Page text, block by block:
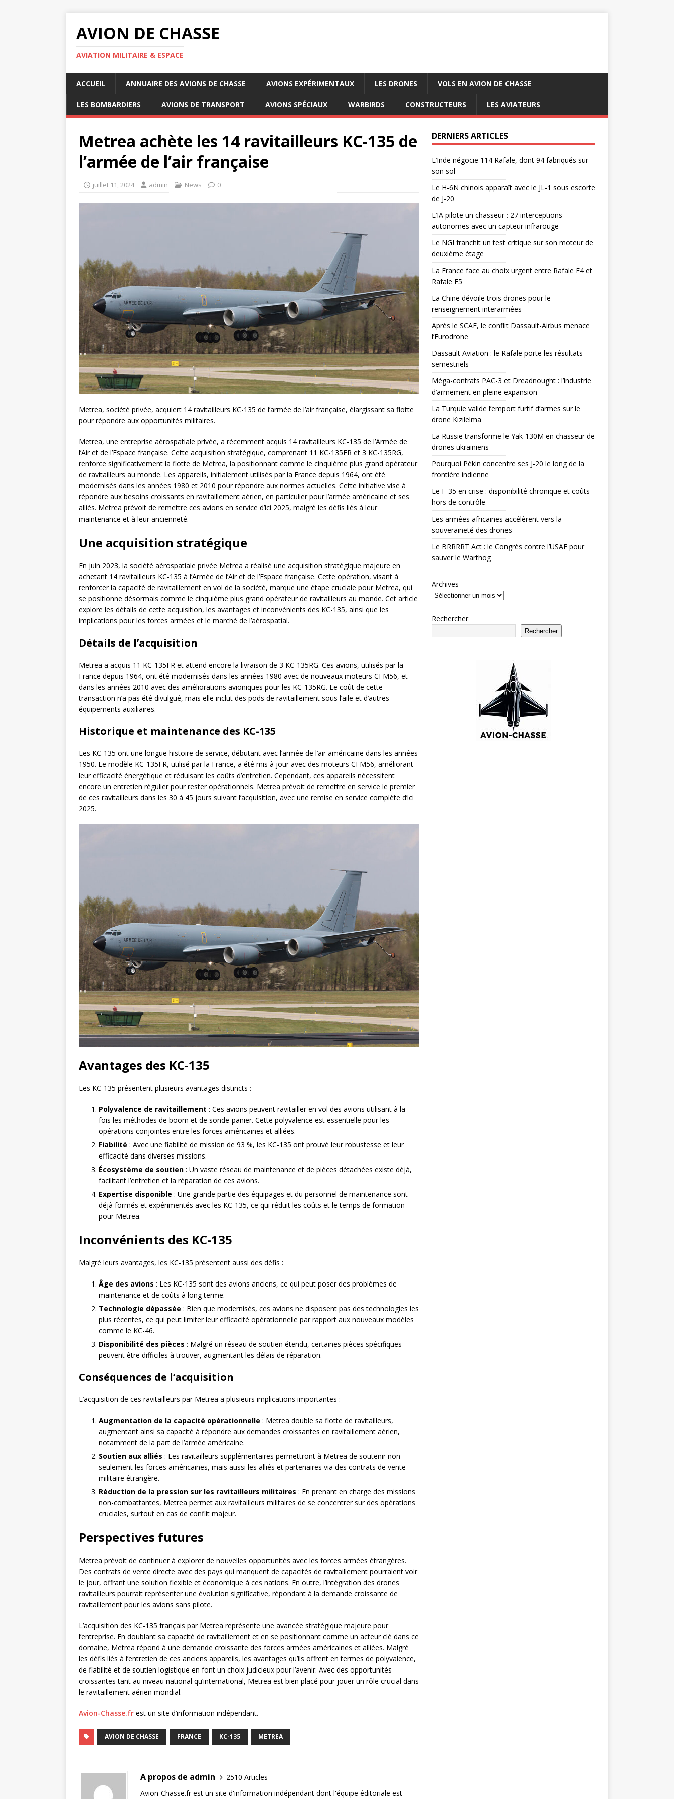
AVION DE CHASSE
AVIATION MILITAIRE & ESPACE
ACCUEIL ANNUAIRE DES AVIONS DE CHASSE AVIONS EXPÉRIMENTAUX LES DRONES VOLS EN AVION DE CHASSE
LES BOMBARDIERS AVIONS DE TRANSPORT AVIONS SPÉCIAUX WARBIRDS CONSTRUCTEURS LES AVIATEURS
Metrea achète les 14 ravitailleurs KC-135 de
l’armée de l’air française
juillet 11, 2024 admin News 0
Metrea, société privée, acquiert 14 ravitailleurs KC-135 de l’armée de l’air française, élargissant sa flotte
pour répondre aux opportunités militaires.
Metrea, une entreprise aérospatiale privée, a récemment acquis 14 ravitailleurs KC-135 de l’Armée de
l’Air et de l’Espace française. Cette acquisition stratégique, comprenant 11 KC-135FR et 3 KC-135RG,
renforce significativement la flotte de Metrea, la positionnant comme le cinquième plus grand opérateur
de ravitailleurs au monde. Les appareils, initialement utilisés par la France depuis 1964, ont été
modernisés dans les années 1980 et 2010 pour répondre aux normes actuelles. Cette initiative vise à
répondre aux besoins croissants en ravitaillement aérien, en particulier pour l’armée américaine et ses
alliés. Metrea prévoit de remettre ces avions en service d’ici 2025, malgré les défis liés à leur
maintenance et à leur ancienneté.
Une acquisition stratégique
En juin 2023, la société aérospatiale privée Metrea a réalisé une acquisition stratégique majeure en
achetant 14 ravitailleurs KC-135 à l’Armée de l’Air et de l’Espace française. Cette opération, visant à
renforcer la capacité de ravitaillement en vol de la société, marque une étape cruciale pour Metrea, qui
se positionne désormais comme le cinquième plus grand opérateur de ravitailleurs au monde. Cet article
explore les détails de cette acquisition, les avantages et inconvénients des KC-135, ainsi que les
implications pour les forces armées et le marché de l’aérospatial.
Détails de l’acquisition
Metrea a acquis 11 KC-135FR et attend encore la livraison de 3 KC-135RG. Ces avions, utilisés par la
France depuis 1964, ont été modernisés dans les années 1980 avec de nouveaux moteurs CFM56, et
dans les années 2010 avec des améliorations avioniques pour les KC-135RG. Le coût de cette
transaction n’a pas été divulgué, mais elle inclut des pods de ravitaillement sous l’aile et d’autres
équipements auxiliaires.
Historique et maintenance des KC-135
Les KC-135 ont une longue histoire de service, débutant avec l’armée de l’air américaine dans les années
1950. Le modèle KC-135FR, utilisé par la France, a été mis à jour avec des moteurs CFM56, améliorant
leur efficacité énergétique et réduisant les coûts d’entretien. Cependant, ces appareils nécessitent
encore un entretien régulier pour rester opérationnels. Metrea prévoit de remettre en service le premier
de ces ravitailleurs dans les 30 à 45 jours suivant l’acquisition, avec une remise en service complète d’ici
2025.
Avantages des KC-135
Les KC-135 présentent plusieurs avantages distincts :
Polyvalence de ravitaillement : Ces avions peuvent ravitailler en vol des avions utilisant à la
fois les méthodes de boom et de sonde-panier. Cette polyvalence est essentielle pour les
opérations conjointes entre les forces américaines et alliées.
Fiabilité : Avec une fiabilité de mission de 93 %, les KC-135 ont prouvé leur robustesse et leur
efficacité dans diverses missions.
Écosystème de soutien : Un vaste réseau de maintenance et de pièces détachées existe déjà,
facilitant l’entretien et la réparation de ces avions.
Expertise disponible : Une grande partie des équipages et du personnel de maintenance sont
déjà formés et expérimentés avec les KC-135, ce qui réduit les coûts et le temps de formation
pour Metrea.
Inconvénients des KC-135
Malgré leurs avantages, les KC-135 présentent aussi des défis :
Âge des avions : Les KC-135 sont des avions anciens, ce qui peut poser des problèmes de
maintenance et de coûts à long terme.
Technologie dépassée : Bien que modernisés, ces avions ne disposent pas des technologies les
plus récentes, ce qui peut limiter leur efficacité opérationnelle par rapport aux nouveaux modèles
comme le KC-46.
Disponibilité des pièces : Malgré un réseau de soutien étendu, certaines pièces spécifiques
peuvent être difficiles à trouver, augmentant les délais de réparation.
Conséquences de l’acquisition
L’acquisition de ces ravitailleurs par Metrea a plusieurs implications importantes :
Augmentation de la capacité opérationnelle : Metrea double sa flotte de ravitailleurs,
augmentant ainsi sa capacité à répondre aux demandes croissantes en ravitaillement aérien,
notamment de la part de l’armée américaine.
Soutien aux alliés : Les ravitailleurs supplémentaires permettront à Metrea de soutenir non
seulement les forces américaines, mais aussi les alliés et partenaires via des contrats de vente
militaire étrangère.
Réduction de la pression sur les ravitailleurs militaires : En prenant en charge des missions
non-combattantes, Metrea permet aux ravitailleurs militaires de se concentrer sur des opérations
cruciales, surtout en cas de conflit majeur.
Perspectives futures
Metrea prévoit de continuer à explorer de nouvelles opportunités avec les forces armées étrangères.
Des contrats de vente directe avec des pays qui manquent de capacités de ravitaillement pourraient voir
le jour, offrant une solution flexible et économique à ces nations. En outre, l’intégration des drones
ravitailleurs pourrait représenter une évolution significative, répondant à la demande croissante de
ravitaillement pour les avions sans pilote.
L’acquisition des KC-135 français par Metrea représente une avancée stratégique majeure pour
l’entreprise. En doublant sa capacité de ravitaillement et en se positionnant comme un acteur clé dans ce
domaine, Metrea répond à une demande croissante des forces armées américaines et alliées. Malgré
les défis liés à l’entretien de ces anciens appareils, les avantages qu’ils offrent en termes de polyvalence,
de fiabilité et de soutien logistique en font un choix judicieux pour l’avenir. Avec des opportunités
croissantes tant au niveau national qu’international, Metrea est bien placé pour jouer un rôle crucial dans
le ravitaillement aérien mondial.
Avion-Chasse.fr est un site d’information indépendant.
AVION DE CHASSE FRANCE KC-135 METREA
A propos de admin
2510 Articles
Avion-Chasse.fr est un site d'information indépendant dont l'équipe éditoriale est
DERNIERS ARTICLES
L’Inde négocie 114 Rafale, dont 94 fabriqués sur
son sol
Le H-6N chinois apparaît avec le JL-1 sous escorte
de J-20
L’IA pilote un chasseur : 27 interceptions
autonomes avec un capteur infrarouge
Le NGI franchit un test critique sur son moteur de
deuxième étage
La France face au choix urgent entre Rafale F4 et
Rafale F5
La Chine dévoile trois drones pour le
renseignement interarmées
Après le SCAF, le conflit Dassault-Airbus menace
l’Eurodrone
Dassault Aviation : le Rafale porte les résultats
semestriels
Méga-contrats PAC-3 et Dreadnought : l’industrie
d’armement en pleine expansion
La Turquie valide l’emport furtif d’armes sur le
drone Kızılelma
La Russie transforme le Yak-130M en chasseur de
drones ukrainiens
Pourquoi Pékin concentre ses J-20 le long de la
frontière indienne
Le F-35 en crise : disponibilité chronique et coûts
hors de contrôle
Les armées africaines accélèrent vers la
souveraineté des drones
Le BRRRRT Act : le Congrès contre l’USAF pour
sauver le Warthog
Archives
Rechercher
Rechercher